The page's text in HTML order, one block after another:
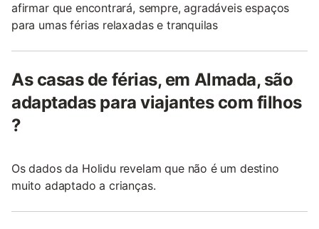
afirmar que encontrará, sempre, agradáveis espaços
para umas férias relaxadas e tranquilas
As casas de férias, em Almada, são
adaptadas para viajantes com filhos
?
Os dados da Holidu revelam que não é um destino
muito adaptado a crianças.